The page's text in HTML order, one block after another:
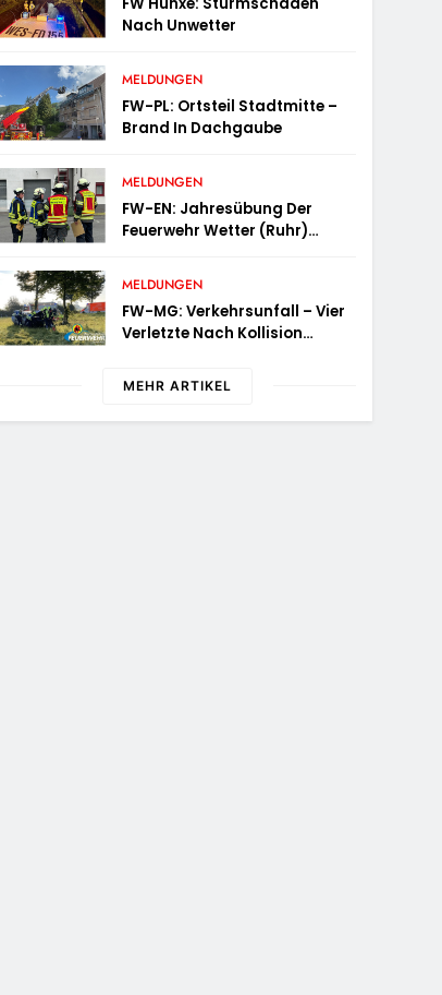
Nach Unwetter
MELDUNGEN
FW-PL: Ortsteil Stadtmitte –
Brand In Dachgaube
MELDUNGEN
FW-EN: Jahresübung Der
Feuerwehr Wetter (Ruhr)
MELDUNGEN
FW-MG: Verkehrsunfall – Vier
Verletzte Nach Kollision
MEHR ARTIKEL